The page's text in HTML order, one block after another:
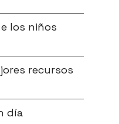
los niños
recursos
día